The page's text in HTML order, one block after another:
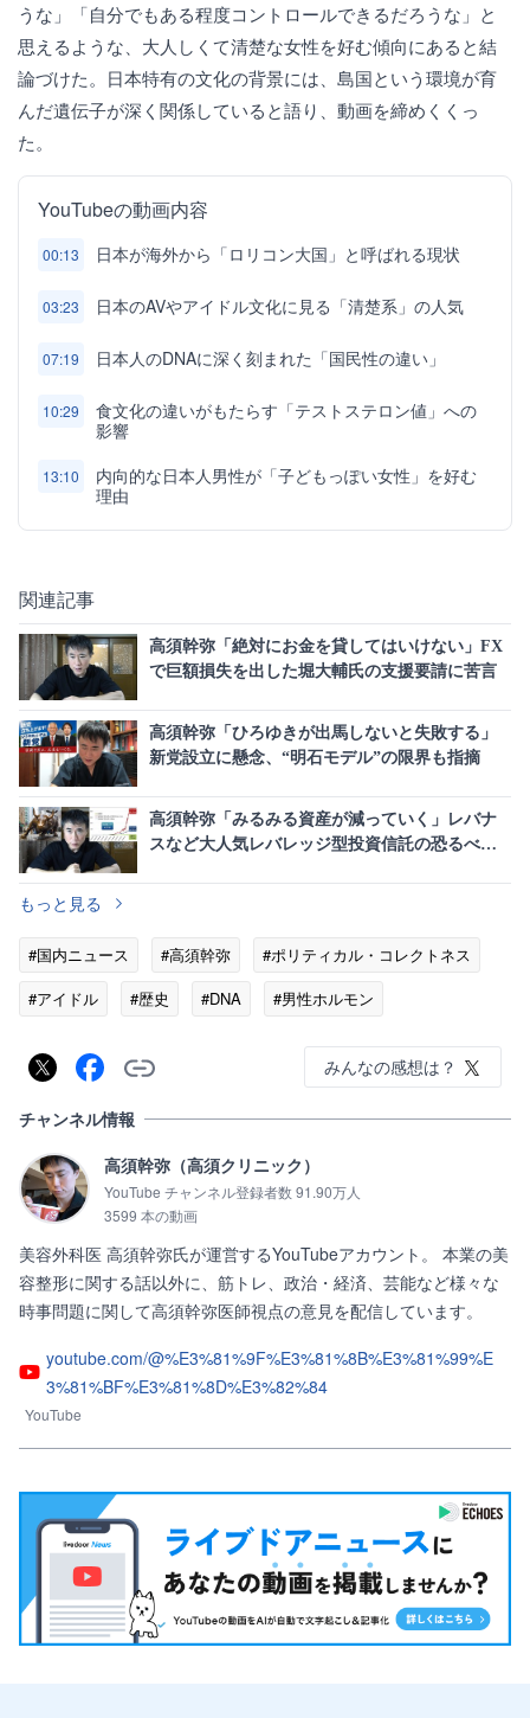
うな」「自分でもある程度コントロールできるだろうな」と
思えるような、大人しくて清楚な女性を好む傾向にあると結
論づけた。日本特有の文化の背景には、島国という環境が育
んだ遺伝子が深く関係していると語り、動画を締めくくっ
た。
YouTubeの動画内容
00:13 日本が海外から「ロリコン大国」と呼ばれる現状
03:23 日本のAVやアイドル文化に見る「清楚系」の人気
07:19 日本人のDNAに深く刻まれた「国民性の違い」
10:29
食文化の違いがもたらす「テストステロン値」への
影響
13:10
内向的な日本人男性が「子どもっぽい女性」を好む
理由
関連記事
高須幹弥「絶対にお金を貸してはいけない」FX
で巨額損失を出した堀大輔氏の支援要請に苦言
高須幹弥「ひろゆきが出馬しないと失敗する」
新党設立に懸念、“明石モデル”の限界も指摘
高須幹弥「みるみる資産が減っていく」レバナ
スなど大人気レバレッジ型投資信託の恐るべき
もっと見る
#国内ニュース #高須幹弥
#ポリティカル・コレクトネス
#アイドル
#歴史 #DNA #男性ホルモン
みんなの感想は？
チャンネル情報
高須幹弥（高須クリニック）
YouTube チャンネル登録者数 91.90万人
3599 本の動画
美容外科医 高須幹弥氏が運営するYouTubeアカウント。 本業の美
容整形に関する話以外に、筋トレ、政治・経済、芸能など様々な
時事問題に関して高須幹弥医師視点の意見を配信しています。
youtube.com/@%E3%81%9F%E3%81%8B%E3%81%99%E
3%81%BF%E3%81%8D%E3%82%84
YouTube